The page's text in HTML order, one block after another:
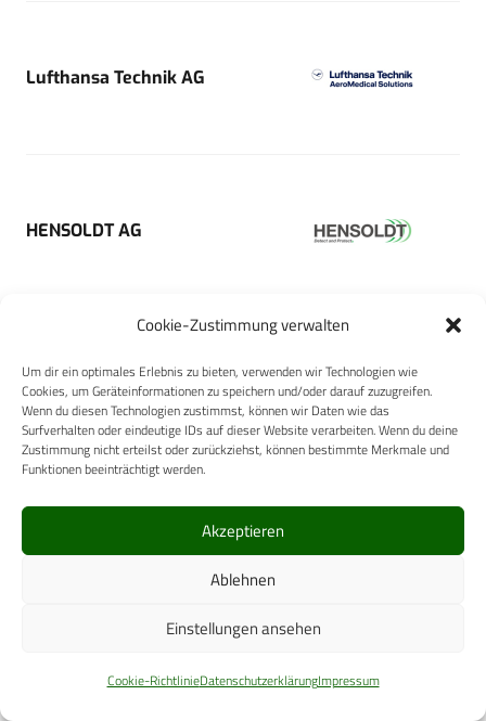
Cookie-Zustimmung verwalten
Um dir ein optimales Erlebnis zu bieten, verwenden wir Technologien wie
Cookies, um Geräteinformationen zu speichern und/oder darauf zuzugreifen.
Wenn du diesen Technologien zustimmst, können wir Daten wie das
Surfverhalten oder eindeutige IDs auf dieser Website verarbeiten. Wenn du deine
Zustimmung nicht erteilst oder zurückziehst, können bestimmte Merkmale und
Funktionen beeinträchtigt werden.
Akzeptieren
Ablehnen
Einstellungen ansehen
Cookie-RichtlinieDatenschutzerklärungImpressum
Lufthansa Technik AG
HENSOLDT AG
KARL STORZ SE & Co. KG
Fresenius Medical Care GmbH
Diagonal GmbH